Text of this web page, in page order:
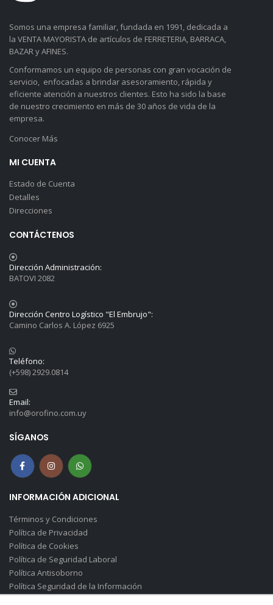
Somos una empresa familiar, fundada en 1991, dedicada a
la VENTA MAYORISTA de artículos de FERRETERIA, BARRACA,
BAZAR y AFINES.
Conformamos un equipo de personas con gran vocación de
servicio, enfocadas a brindar asesoramiento, rápida y
eficiente atención a nuestros clientes. Esto ha sido la base
de nuestro crecimiento en más de 30 años de vida de la
empresa.
Conocer Más
MI CUENTA
Estado de Cuenta
Detalles
Direcciones
CONTÁCTENOS
Dirección Administración:
BATOVI 2082
Dirección Centro Logístico "El Embrujo":
Camino Carlos A. López 6925
Teléfono:
(+598) 2929.0814
Email:
info@orofino.com.uy
SÍGANOS
INFORMACIÓN ADICIONAL
Términos y Condiciones
Política de Privacidad
Política de Cookies
Política de Seguridad Laboral
Política Antisoborno
Política Seguridad de la Información